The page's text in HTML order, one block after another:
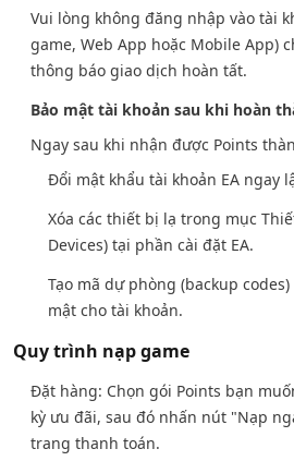
Vui lòng không đăng nhập vào tài
game, Web App hoặc Mobile App)
thông báo giao dịch hoàn tất.
Bảo mật tài khoản sau khi hoàn
Ngay sau khi nhận được Points
Đổi mật khẩu tài khoản EA ngay
Xóa các thiết bị lạ trong mục
Devices) tại phần cài đặt EA.
Tạo mã dự phòng (backup
mật cho tài khoản.
Quy trình nạp game
Đặt hàng: Chọn gói Points bạn
kỳ ưu đãi, sau đó nhấn nút "Nạp
trang thanh toán.